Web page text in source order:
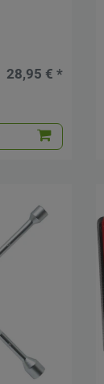
28,95 € *